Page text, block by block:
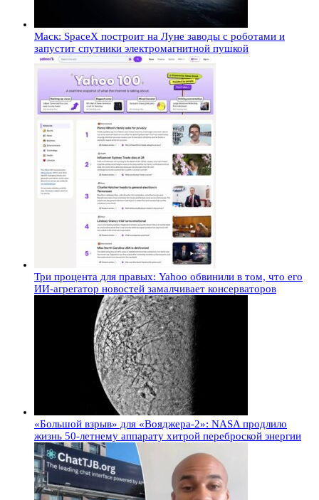
Маск: SpaceX построит на Луне заводы с роботами и
запустит спутники электромагнитной пушкой
Три процента для правых: Yahoo обвинили в том, что его
ИИ-агрегатор новостей замалчивает консерваторов
«Большой взрыв» для «Вояджера-2»: NASA продлило
жизнь 50-летнему аппарату хитрой переброской энергии